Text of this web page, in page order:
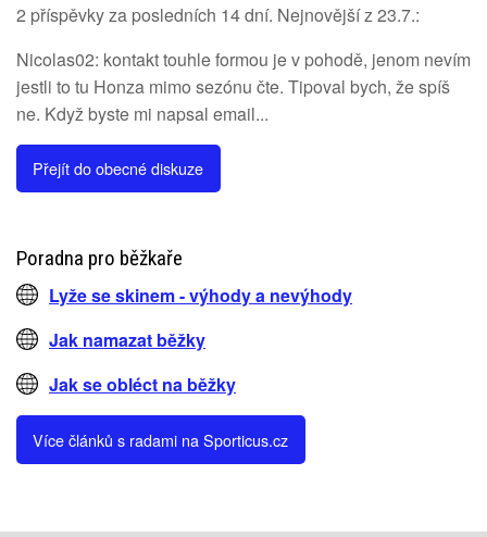
2 příspěvky za posledních 14 dní. Nejnovější z 23.7.:
Nicolas02: kontakt touhle formou je v pohodě, jenom nevím
jestli to tu Honza mimo sezónu čte. Tipoval bych, že spíš
ne. Když byste mi napsal email...
Přejít do obecné diskuze
Poradna pro běžkaře
Lyže se skinem - výhody a nevýhody
Jak namazat běžky
Jak se obléct na běžky
Více článků s radami na Sporticus.cz